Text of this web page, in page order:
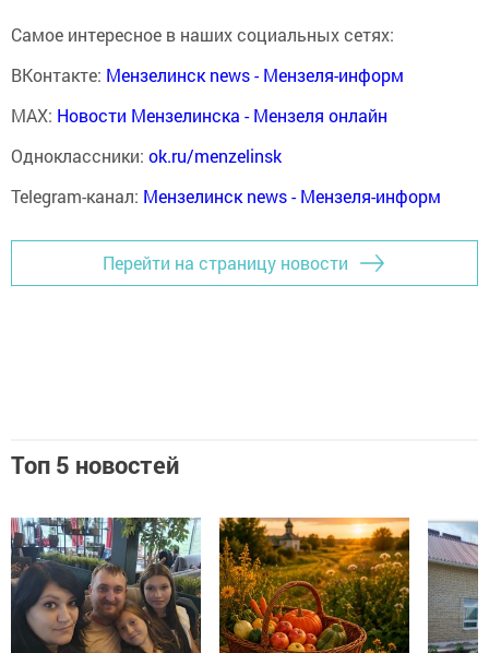
Самое интересное в наших социальных сетях:
ВКонтакте: Мензелинск news - Мензеля-информ
MAX: Новости Мензелинска - Мензеля онлайн
Одноклассники: ok.ru/menzelinsk
Telegram-канал: Мензелинск news - Мензеля-информ
Перейти на страницу новости
Топ 5 новостей